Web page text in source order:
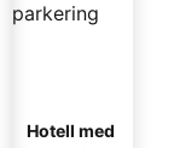
Hotell med